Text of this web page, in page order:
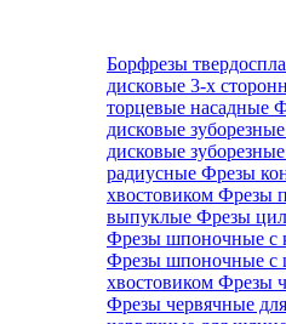
Борфрезы
дисковые 3-х
торцевые насадные
дисковые
дисковые
радиусные Фрезы
хвостовиком Фрезы
выпуклые Фрезы
Фрезы шпоночные с
Фрезы шпоночные с
хвостовиком Фрезы
Фрезы червячные для